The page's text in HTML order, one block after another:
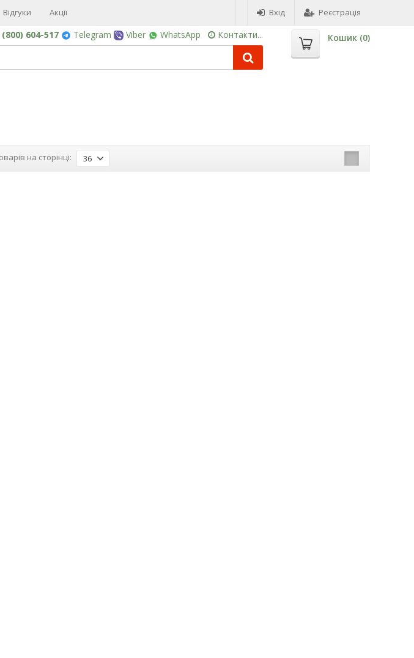
Відгуки Акції Вхід Реєстрація
(800) 604-517 Telegram Viber WhatsApp Контакти... Кошик (0)
на сторінці: 36